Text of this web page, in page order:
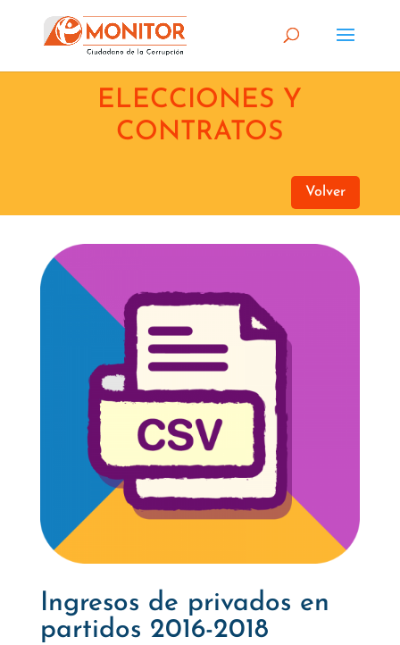
ELECCIONES Y
CONTRATOS
Volver
Ingresos de privados en
partidos 2016-2018